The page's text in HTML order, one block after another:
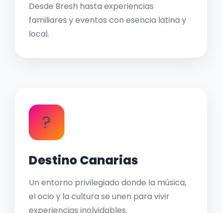
Desde Bresh hasta experiencias
familiares y eventos con esencia latina y
local.
?
Destino Canarias
Un entorno privilegiado donde la música,
el ocio y la cultura se unen para vivir
experiencias inolvidables.